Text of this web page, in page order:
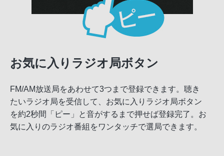
お気に入りラジオ局ボタン
FM/AM放送局をあわせて3つまで登録できます。聴き
たいラジオ局を受信して、お気に入りラジオ局ボタン
を約2秒間「ピー」と音がするまで押せば登録完了。お
気に入りのラジオ番組をワンタッチで選局できます。